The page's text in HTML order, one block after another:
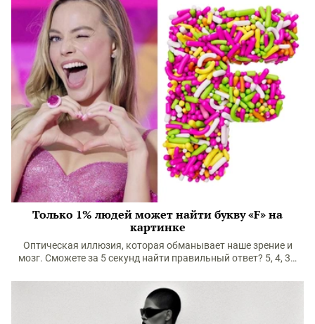
Только 1% людей может найти букву «F» на
картинке
Оптическая иллюзия, которая обманывает наше зрение и
мозг. Сможете за 5 секунд найти правильный ответ? 5, 4, 3…